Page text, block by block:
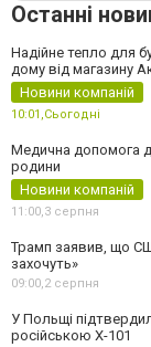
Останні
Надійне тепло для
дому від магазину
Новини компаній
10:01,Сьогодні
Медична допомога
родини
Новини компаній
11:00,3 серпня
Трамп заявив, що
захочуть»
09:00,2 серпня
У Польщі
російською Х-101